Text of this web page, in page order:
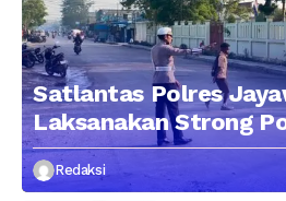
Satlantas Polres
Laksanakan Strong
Edukasi Pengendara
Pendekatan Humanis
Redaksi